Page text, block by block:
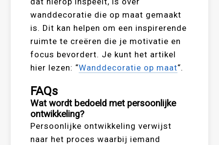
wanddecoratie die op maat gemaakt
is. Dit kan helpen om een inspirerende
ruimte te creëren die je motivatie en
focus bevordert. Je kunt het artikel
hier lezen: “Wanddecoratie op maat“.
FAQs
Wat wordt bedoeld met persoonlijke
ontwikkeling?
Persoonlijke ontwikkeling verwijst
naar het proces waarbij iemand